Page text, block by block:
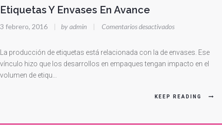
Etiquetas Y Envases En Avance
3 febrero, 2016 | by admin | Comentarios desactivadosen
Y
Envases
La producción de etiquetas está relacionada con la de envases. Ese
vínculo hizo que los desarrollos en empaques tengan impacto en el
volumen de etiqu…
KEEP READING